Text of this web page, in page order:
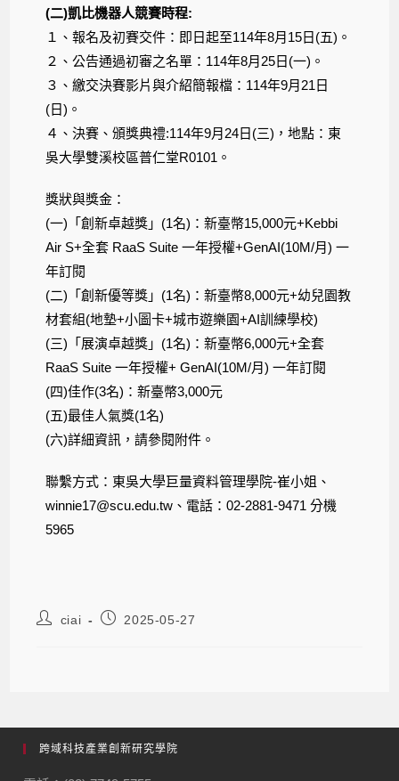
(二)凱比機器人競賽時程:
１、報名及初賽交件：即日起至114年8月15日(五)。
２、公告通過初審之名單：114年8月25日(一)。
３、繳交決賽影片與介紹簡報檔：114年9月21日
(日)。
４、決賽、頒獎典禮:114年9月24日(三)，地點：東
吳大學雙溪校區普仁堂R0101。
獎狀與獎金：
(一)「創新卓越獎」(1名)：新臺幣15,000元+Kebbi
Air S+全套 RaaS Suite 一年授權+GenAI(10M/月) 一
年訂閱
(二)「創新優等獎」(1名)：新臺幣8,000元+幼兒園教
材套組(地墊+小圖卡+城市遊樂園+AI訓練學校)
(三)「展演卓越獎」(1名)：新臺幣6,000元+全套
RaaS Suite 一年授權+ GenAI(10M/月) 一年訂閱
(四)佳作(3名)：新臺幣3,000元
(五)最佳人氣獎(1名)
(六)詳細資訊，請參閱附件。
聯繫方式：東吳大學巨量資料管理學院-崔小姐、
winnie17@scu.edu.tw、電話：02-2881-9471 分機
5965
ciai 2025-05-27
跨域科技產業創新研究學院